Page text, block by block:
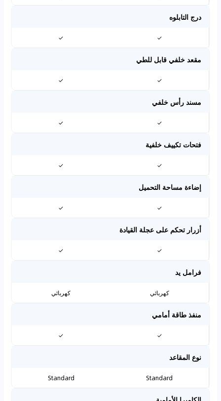
درج التابلوه
✓
✓
مقعد خلفي قابل للطي
✓
✓
مسند رأس خلفي
✓
✓
فتحات تكييف خلفية
✓
✓
إضاءة مساحة التحميل
✓
✓
أزرار تحكم على عجلة القيادة
✓
✓
فرامل يد
كهربائي كهربائي
منفذ طاقة أمامي
✓
✓
نوع المقاعد
Standard
Standard